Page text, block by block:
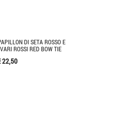
DI SETA ROSSO E
ROSSI RED BOW TIE
22,50